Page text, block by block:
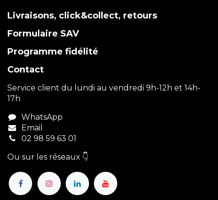
Livraisons, click&collect, retours
Formulaire SAV
Programme fidélité
Contact
Service client du lundi au vendredi 9h-12h et 14h-
17h
WhatsApp
Email
02 98 59 63 01
Ou sur les réseaux 👇